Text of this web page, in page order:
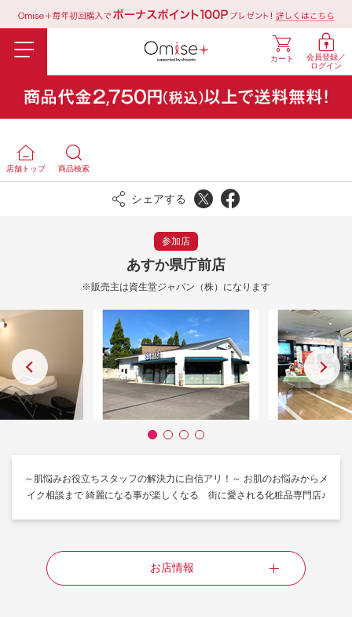
会員登録／
ログイン
カート
店舗トップ 商品検索
シェアする
参加店
あすか県庁前店
※販売主は資生堂ジャパン（株）になります
～肌悩みお役立ちスタッフの解決力に自信アリ！～ お肌のお悩みからメ
イク相談まで 綺麗になる事が楽しくなる 街に愛される化粧品専門店♪
お店情報